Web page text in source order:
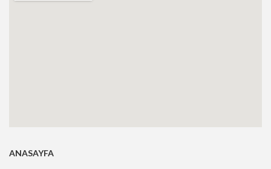
ANASAYFA